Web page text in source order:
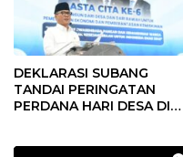
DEKLARASI SUBANG
TANDAI PERINGATAN
PERDANA HARI DESA DI